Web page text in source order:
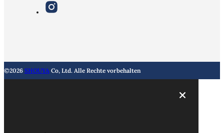
©2026 SHOUYA Co, Ltd. Alle Rechte vorbehalten